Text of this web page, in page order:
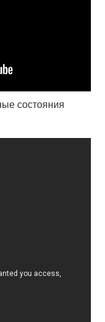
состояния